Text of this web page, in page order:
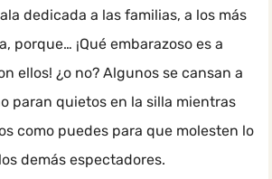
dedicada a las familias, a los más
porque… ¡Qué embarazoso es a
ellos! ¿o no? Algunos se cansan a
paran quietos en la silla mientras
como puedes para que molesten lo
demás espectadores.